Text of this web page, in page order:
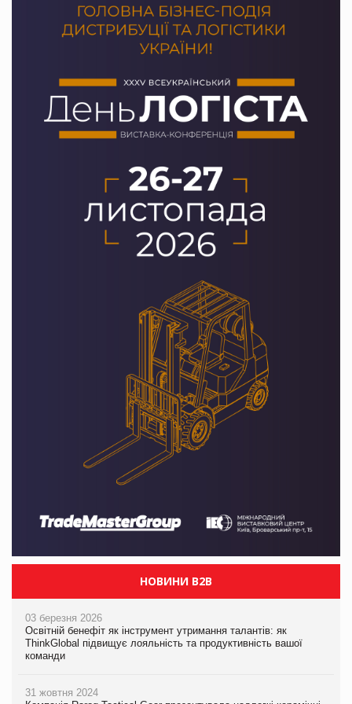
НОВИНИ B2B
03 березня 2026
Освітній бенефіт як інструмент утримання талантів: як
ThinkGlobal підвищує лояльність та продуктивність вашої
команди
31 жовтня 2024